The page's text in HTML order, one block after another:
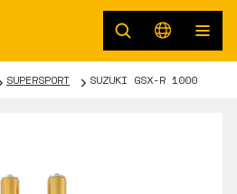
SUPERSPORT SUZUKI GSX-R 1000